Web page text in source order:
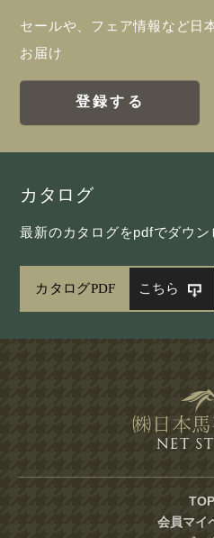
セールや、フェア情報など日
お届け
登録する
カタログ
最新のカタログをpdfでダウン
カタログPDF こちら
TOP
会員マイ